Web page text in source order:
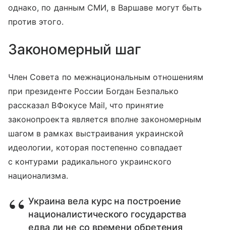
однако, по данным СМИ, в Варшаве могут быть
против этого.
Закономерный шаг
Член Совета по межнациональным отношениям
при президенте России Богдан Безпалько
рассказал ВФокусе Mail, что принятие
законопроекта является вполне закономерным
шагом в рамках выстраивания украинской
идеологии, которая постепенно совпадает
с контурами радикального украинского
национализма.
Украина вела курс на построение
националистического государства
едва ли не со времени обретения